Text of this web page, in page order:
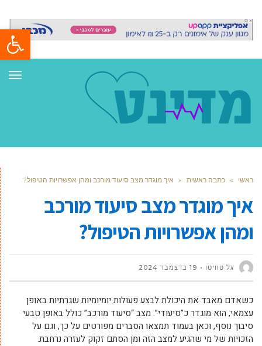
פתח
ראשי » כתבה ראשית » איך מוגדר מצב סיעוד מורכב ומהן אפשרויות הטיפול?
איך מוגדר מצב סיעוד מורכב
ומהן אפשרויות הטיפול?
גל טוויטו 19 בדצמבר 2024
כשאדם מאבד את היכולת לבצע פעולות יומיומיות שגרתיות באופן
עצמאי, הוא מוגדר כ”סיעודי”. מצב “סיעוד מורכב” כולל באופן טבעי
סיבוך נוסף, וכאן בעמוד תמצאו הסברים מפורטים על כך, וגם על
הזכויות של מי שהגיע למצב הזה ומן הסתם זקוק לעזרה נרחבת.